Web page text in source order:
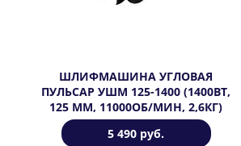
ШЛИФМАШИНА УГЛОВАЯ
ПУЛЬСАР УШМ 125-1400 (1400ВТ,
125 ММ, 11000ОБ/МИН, 2,6КГ)
5 490 руб.